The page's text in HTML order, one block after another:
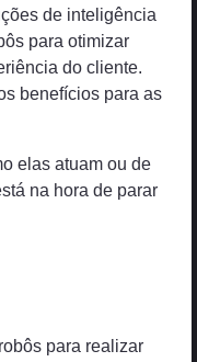
de inteligência
para otimizar
do cliente.
benefícios para as
elas atuam ou de
na hora de parar
para realizar